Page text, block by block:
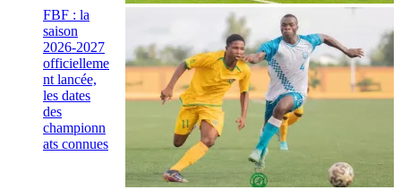
FBF : la
saison
2026-2027
officielleme
nt lancée,
les dates
des
championn
ats connues